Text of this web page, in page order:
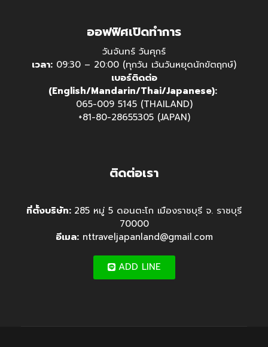
ออฟฟิศเปิดทำการ
วันจันทร์ วันศุกร์
เวลา: 09:30 – 20:00 (ทุกวัน เว้นวันหยุดนักขัตฤกษ์)
เบอร์ติดต่อ
(English/Mandarin/Thai/Japanese):
065-009 5145 (THAILAND)
+81-80-28655305 (JAPAN)
ติดต่อเรา
ที่ตั้งบริษัท: 285 หมู่ 5 ดอนตะโก เมืองราชบุรี จ. ราชบุรี
70000
อีเมล:nttraveljapanland@gmail.com
ADD LINE